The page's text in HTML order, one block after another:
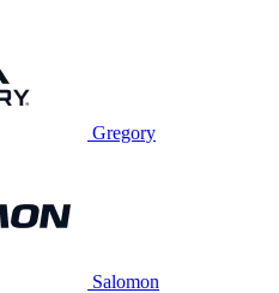
Gregory
Salomon